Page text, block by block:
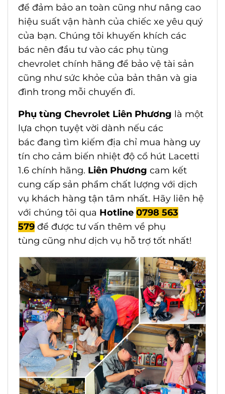
để đảm bảo an toàn cũng như nâng cao
hiệu suất vận hành của chiếc xe yêu quý
của bạn. Chúng tôi khuyến khích các
bác nên đầu tư vào các phụ tùng
chevrolet chính hãng để bảo vệ tài sản
cũng như sức khỏe của bản thân và gia
đình trong mỗi chuyến đi.
Phụ tùng Chevrolet Liên Phương là một
lựa chọn tuyệt vời dành nếu các
bác đang tìm kiếm địa chỉ mua hàng uy
tín cho cảm biến nhiệt độ cổ hút Lacetti
1.6 chính hãng. Liên Phương cam kết
cung cấp sản phẩm chất lượng với dịch
vụ khách hàng tận tâm nhất. Hãy liên hệ
với chúng tôi qua Hotline 0798 563
579 để được tư vấn thêm về phụ
tùng cũng như dịch vụ hỗ trợ tốt nhất!